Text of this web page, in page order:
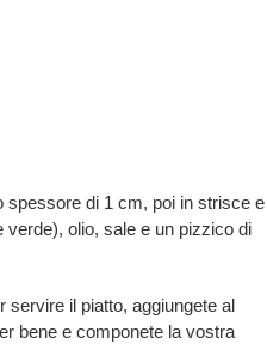
spessore di 1 cm, poi in strisce e
verde), olio, sale e un pizzico di
servire il piatto, aggiungete al
bene e componete la vostra